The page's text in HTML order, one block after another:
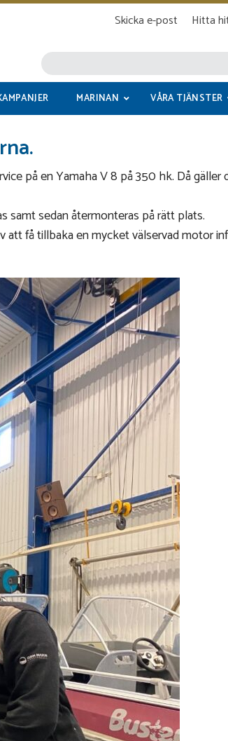
Skicka e-post Hitta
MARINAN VÅRA TJÄNSTER
på en Yamaha V 8 på 350 hk. Då
samt sedan återmonteras på rätt plats.
få tillbaka en mycket välservad motor